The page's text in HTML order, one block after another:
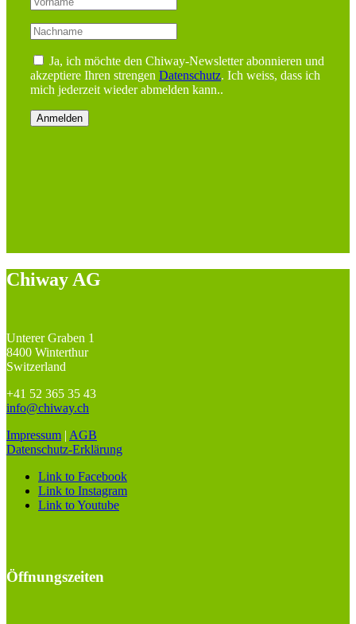
Ja, ich möchte den Chiway-Newsletter abonnieren und
akzeptiere Ihren strengen Datenschutz. Ich weiss, dass ich
mich jederzeit wieder abmelden kann..
Chiway AG
Unterer Graben 1
8400 Winterthur
Switzerland
+41 52 365 35 43
info@chiway.ch
Impressum | AGB
Datenschutz-Erklärung
Link to Facebook
Link to Instagram
Link to Youtube
Öffnungszeiten